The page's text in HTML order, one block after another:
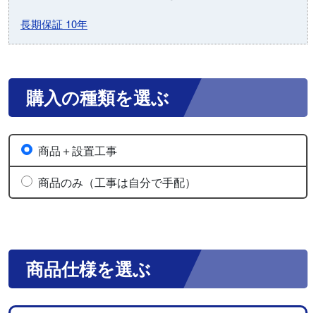
長期保証 10年
購入の種類を選ぶ
商品＋設置工事
商品のみ（工事は自分で手配）
商品仕様を選ぶ